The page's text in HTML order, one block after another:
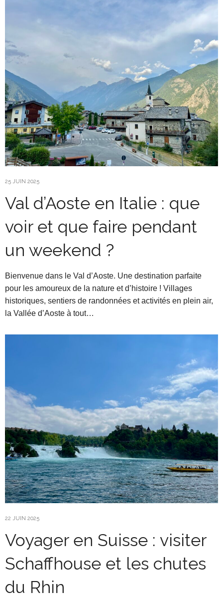
25 JUIN 2025
Val d’Aoste en Italie : que
voir et que faire pendant
un weekend ?
Bienvenue dans le Val d’Aoste. Une destination parfaite
pour les amoureux de la nature et d’histoire ! Villages
historiques, sentiers de randonnées et activités en plein air,
la Vallée d’Aoste à tout…
22 JUIN 2025
Voyager en Suisse : visiter
Schaffhouse et les chutes
du Rhin